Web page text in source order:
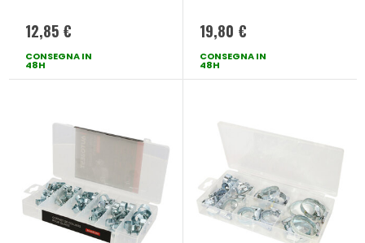
12,85 €
CONSEGNA IN
48H
19,80 €
CONSEGNA IN
48H